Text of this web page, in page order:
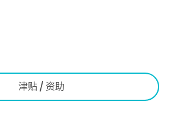
津贴 / 资助